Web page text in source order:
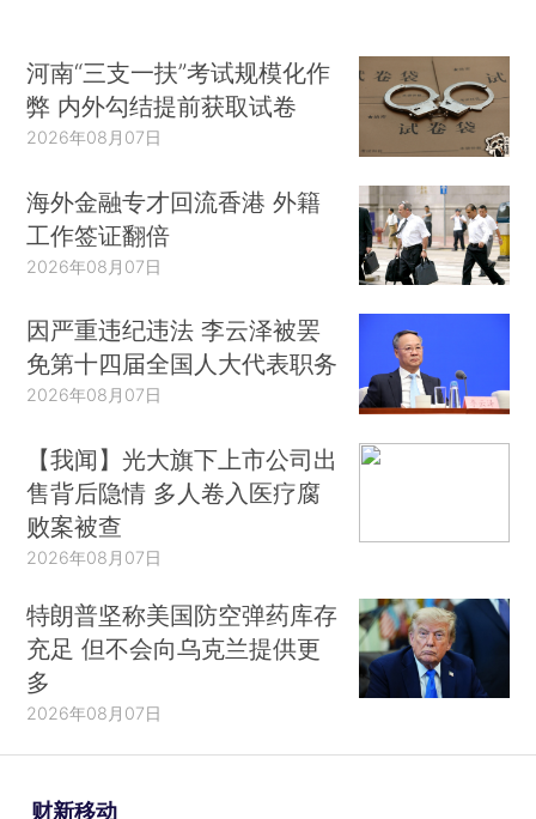
河南“三支一扶”考试规模化作
弊 内外勾结提前获取试卷
2026年08月07日
海外金融专才回流香港 外籍
工作签证翻倍
2026年08月07日
因严重违纪违法 李云泽被罢
免第十四届全国人大代表职务
2026年08月07日
【我闻】光大旗下上市公司出
售背后隐情 多人卷入医疗腐
败案被查
2026年08月07日
特朗普坚称美国防空弹药库存
充足 但不会向乌克兰提供更
多
2026年08月07日
财新移动